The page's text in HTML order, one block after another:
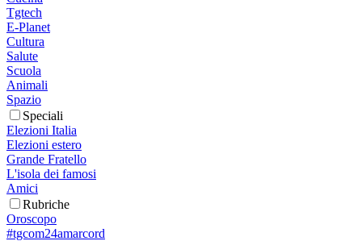
Tgtech
E-Planet
Cultura
Salute
Scuola
Animali
Spazio
Speciali
Elezioni Italia
Elezioni estero
Grande Fratello
L'isola dei famosi
Amici
Rubriche
Oroscopo
#tgcom24amarcord